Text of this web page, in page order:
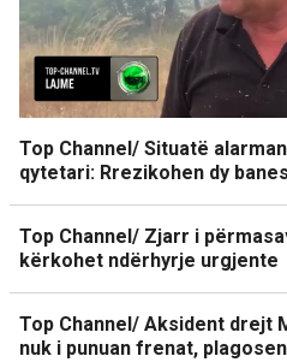
Top Channel/ Situatë
qytetari: Rrezikohen dy
Top Channel/ Zjarr i
kërkohet ndërhyrje urgjente
Top Channel/ Aksident drejt
nuk i punuan frenat,